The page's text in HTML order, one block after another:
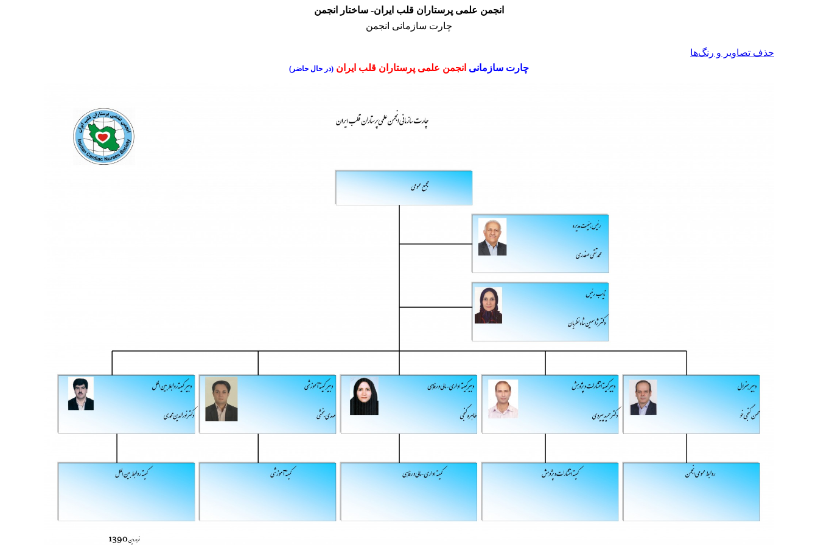
انجمن علمی پرستاران قلب ایران- ساختار انجمن
چارت سازمانی انجمن
حذف تصاویر و رنگ‌ها
چارت سازمانی انجمن علمی پرستاران قلب ایران (در حال حاضر)